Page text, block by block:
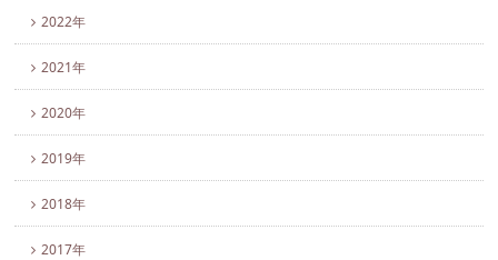
2022年
2021年
2020年
2019年
2018年
2017年